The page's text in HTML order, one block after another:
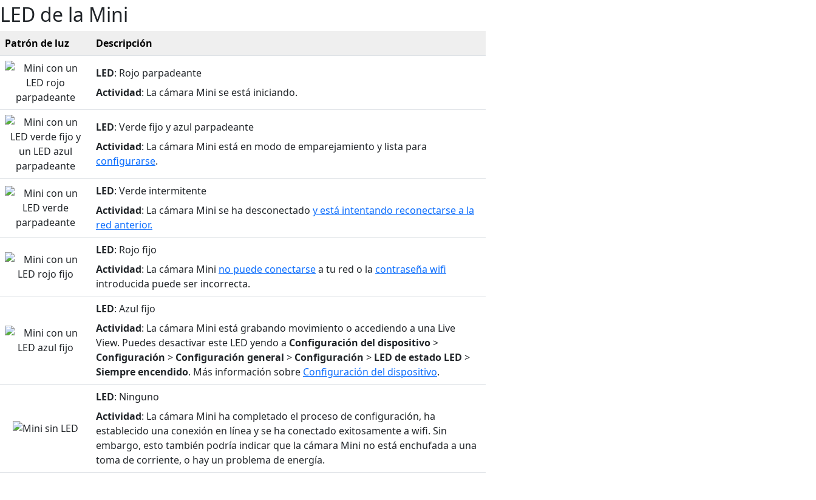
LED de la Mini
Patrón de luz Descripción
LED: Rojo parpadeante
Actividad: La cámara Mini se está iniciando.
LED: Verde fijo y azul parpadeante
Actividad: La cámara Mini está en modo de emparejamiento y lista para
configurarse.
LED: Verde intermitente
Actividad: La cámara Mini se ha desconectado y está intentando reconectarse a la
red anterior.
LED: Rojo fijo
Actividad: La cámara Mini no puede conectarsea tu red o la contraseña wifi
introducida puede ser incorrecta.
LED: Azul fijo
Actividad: La cámara Mini está grabando movimiento o accediendo a una Live
View. Puedes desactivar este LED yendo a Configuración del dispositivo>
Configuración > Configuración general > Configuración > LED de estado LED >
Siempre encendido. Más información sobre Configuración del dispositivo.
LED: Ninguno
Actividad: La cámara Mini ha completado el proceso de configuración, ha
establecido una conexión en línea y se ha conectado exitosamente a wifi. Sin
embargo, esto también podría indicar que la cámara Mini no está enchufada a una
toma de corriente, o hay un problema de energía.